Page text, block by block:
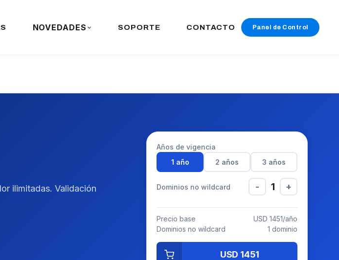
NOVEDADES SOPORTE CONTACTO Panel de Control
ilimitadas. Validación
Años de vigencia
1 año
2 años 3 años
Dominios no wildcard - 1 +
Precio base
USD 1451/año
Dominios no wildcard
1 dominio
USD 1451